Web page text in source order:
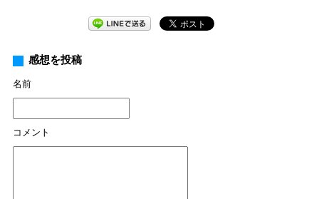
感想を投稿
名前
コメント